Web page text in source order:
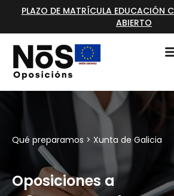
PLAZO DE MATRÍCULA EDUCACIÓN
ABIERTO
Qué preparamos > Xunta de Galicia
Oposiciones a